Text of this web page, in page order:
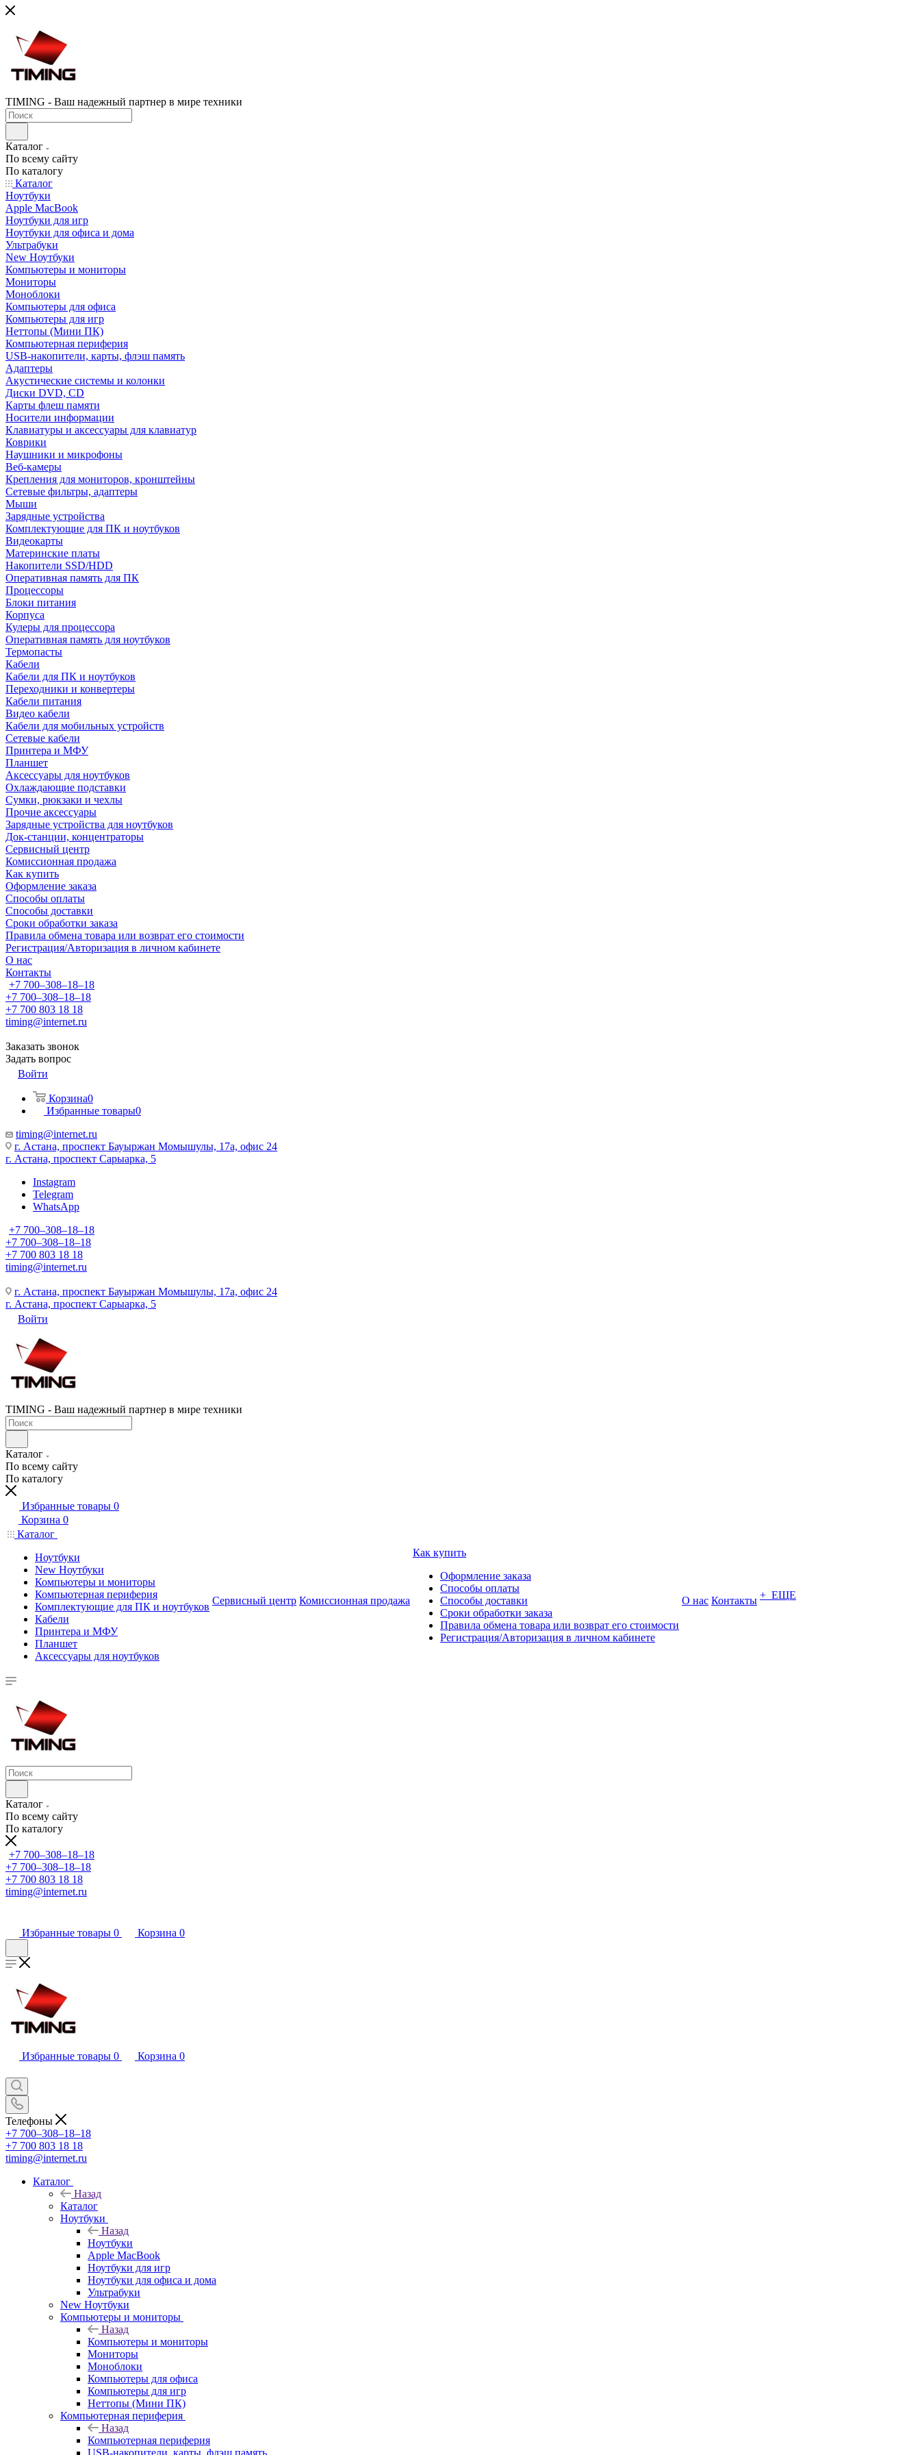
TIMING - Ваш надежный партнер в мире техники
Каталог
По всему сайту
По каталогу
Каталог
Ноутбуки
Apple MacBook
Ноутбуки для игр
Ноутбуки для офиса и дома
Ультрабуки
New Ноутбуки
Компьютеры и мониторы
Мониторы
Моноблоки
Компьютеры для офиса
Компьютеры для игр
Неттопы (Мини ПК)
Компьютерная периферия
USB-накопители, карты, флэш память
Адаптеры
Акустические системы и колонки
Диски DVD, CD
Карты флеш памяти
Носители информации
Клавиатуры и аксессуары для клавиатур
Коврики
Наушники и микрофоны
Веб-камеры
Крепления для мониторов, кронштейны
Сетевые фильтры, адаптеры
Мыши
Зарядные устройства
Комплектующие для ПК и ноутбуков
Видеокарты
Материнские платы
Накопители SSD/HDD
Оперативная память для ПК
Процессоры
Блоки питания
Корпуса
Кулеры для процессора
Оперативная память для ноутбуков
Термопасты
Кабели
Кабели для ПК и ноутбуков
Переходники и конвертеры
Кабели питания
Видео кабели
Кабели для мобильных устройств
Сетевые кабели
Принтера и МФУ
Планшет
Аксессуары для ноутбуков
Охлаждающие подставки
Сумки, рюкзаки и чехлы
Прочие аксессуары
Зарядные устройства для ноутбуков
Док-станции, концентраторы
Сервисный центр
Комиссионная продажа
Как купить
Оформление заказа
Способы оплаты
Способы доставки
Сроки обработки заказа
Правила обмена товара или возврат его стоимости
Регистрация/Авторизация в личном кабинете
О нас
Контакты
+7 700‒308‒18‒18
+7 700‒308‒18‒18
+7 700 803 18 18
timing@internet.ru
Заказать звонок
Задать вопрос
Войти
Корзина0
Избранные товары0
timing@internet.ru
г. Астана, проспект Бауыржан Момышулы, 17а, офис 24
г. Астана, проспект Сарыарка, 5
Instagram
Telegram
WhatsApp
+7 700‒308‒18‒18
+7 700‒308‒18‒18
+7 700 803 18 18
timing@internet.ru
г. Астана, проспект Бауыржан Момышулы, 17а, офис 24
г. Астана, проспект Сарыарка, 5
Войти
TIMING - Ваш надежный партнер в мире техники
Каталог
По всему сайту
По каталогу
Избранные товары 0
Корзина 0
Каталог
Ноутбуки
New Ноутбуки
Компьютеры и мониторы
Компьютерная периферия
Комплектующие для ПК и ноутбуков
Кабели
Принтера и МФУ
Планшет
Аксессуары для ноутбуков
Сервисный центр Комиссионная продажа
Как купить
Оформление заказа
Способы оплаты
Способы доставки
Сроки обработки заказа
Правила обмена товара или возврат его стоимости
Регистрация/Авторизация в личном кабинете
О нас Контакты + ЕЩЕ
Каталог
По всему сайту
По каталогу
+7 700‒308‒18‒18
+7 700‒308‒18‒18
+7 700 803 18 18
timing@internet.ru
Избранные товары 0 Корзина 0
Избранные товары 0 Корзина 0
Телефоны
+7 700‒308‒18‒18
+7 700 803 18 18
timing@internet.ru
Каталог
Назад
Каталог
Ноутбуки
Назад
Ноутбуки
Apple MacBook
Ноутбуки для игр
Ноутбуки для офиса и дома
Ультрабуки
New Ноутбуки
Компьютеры и мониторы
Назад
Компьютеры и мониторы
Мониторы
Моноблоки
Компьютеры для офиса
Компьютеры для игр
Неттопы (Мини ПК)
Компьютерная периферия
Назад
Компьютерная периферия
USB-накопители, карты, флэш память